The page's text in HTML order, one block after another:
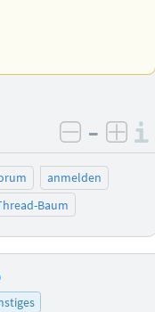
negativ
–
anmelden
Baum